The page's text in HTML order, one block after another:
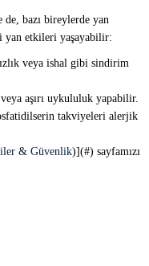
bazı bireylerde yan
yan etkileri yaşayabilir:
veya ishal gibi sindirim
aşırı uykululuk yapabilir.
takviyeleri alerjik
& Güvenlik)](#) sayfamızı